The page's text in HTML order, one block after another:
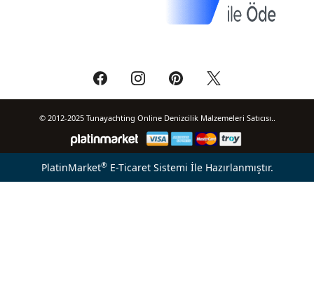
© 2012-2025 Tunayachting Online Denizcilik Malzemeleri Satıcısı..
PlatinMarket®E-Ticaret Sistemi İle Hazırlanmıştır.